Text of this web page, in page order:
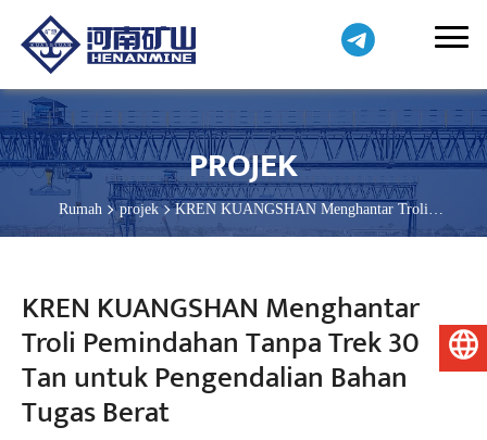
PROJEK
Rumah projek
KREN KUANGSHAN Menghantar Troli
Pemindahan Tanpa Trek 30 Tan untuk Pengendalian Bahan Tugas
KREN KUANGSHAN Menghantar
Troli Pemindahan Tanpa Trek 30
Tan untuk Pengendalian Bahan
Tugas Berat
Bahasa Melayu